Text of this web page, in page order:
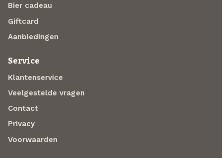
Bier cadeau
Giftcard
Aanbiedingen
Service
Klantenservice
Veelgestelde vragen
Contact
Privacy
Voorwaarden